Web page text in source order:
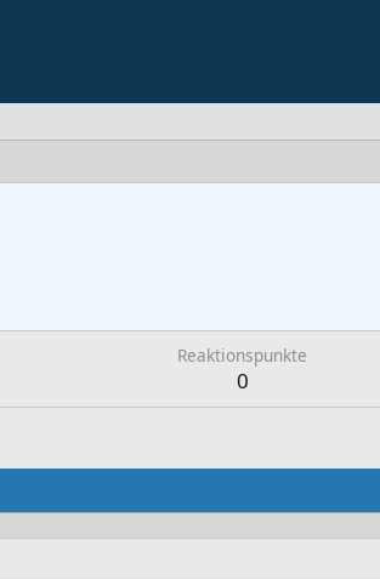
Reaktionspunkte
0